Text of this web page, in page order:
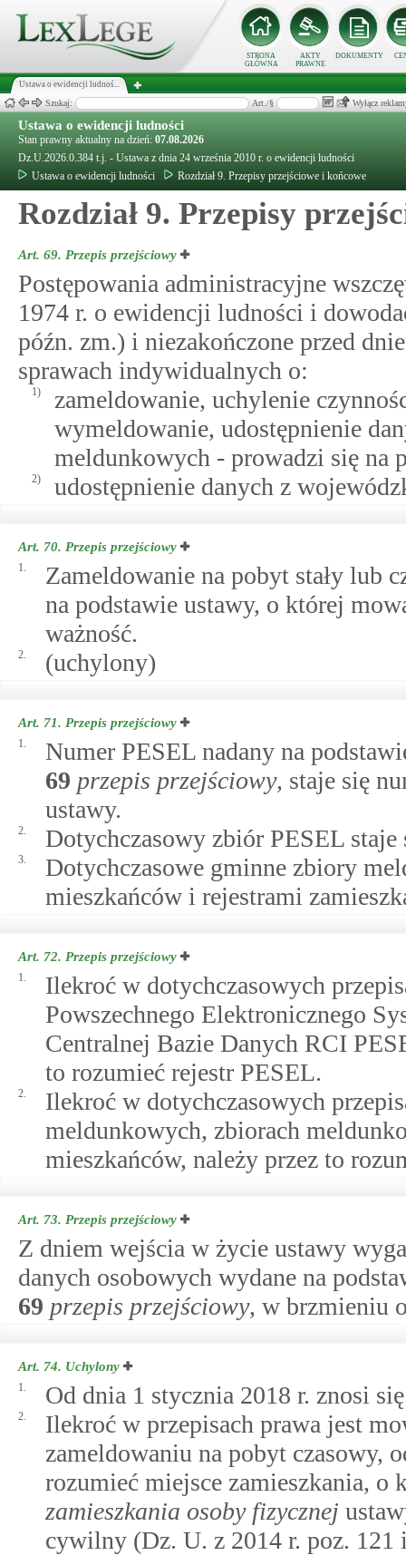
STRONA
GŁÓWNA
AKTY
PRAWNE
DOKUMENTY
Ustawa o ewidencji ludnoś...
Szukaj: Art./§ Wyłącz
Ustawa o ewidencji ludności
Stan prawny aktualny na dzień: 07.08.2026
Dz.U.2026.0.384 t.j. - Ustawa z dnia 24 września 2010 r. o ewidencji ludności
Ustawa o ewidencji ludności
Rozdział 9. Przepisy przejściowe i końcowe
Rozdział 9. Przepisy
Art. 69. Przepis przejściowy
Postępowania administracyjne
1974 r. o ewidencji ludności i
późn. zm.) i niezakończone przed
sprawach indywidualnych o:
1)
zameldowanie, uchylenie
wymeldowanie, udostępnienie
meldunkowych - prowadzi się na
2) udostępnienie danych z
Art. 70. Przepis przejściowy
1.
Zameldowanie na pobyt stały lub
na podstawie ustawy, o której
ważność.
2. (uchylony)
Art. 71. Przepis przejściowy
1.
Numer PESEL nadany na
69 przepis przejściowy, staje się
ustawy.
2. Dotychczasowy zbiór PESEL staje
3.
Dotychczasowe gminne zbiory
mieszkańców i rejestrami
Art. 72. Przepis przejściowy
1.
Ilekroć w dotychczasowych
Powszechnego Elektronicznego
Centralnej Bazie Danych RCI
to rozumieć rejestr PESEL.
2.
Ilekroć w dotychczasowych
meldunkowych, zbiorach
mieszkańców, należy przez to
Art. 73. Przepis przejściowy
Z dniem wejścia w życie ustawy
danych osobowych wydane na
69 przepis przejściowy, w brzmieniu
Art. 74. Uchylony
1. Od dnia 1 stycznia 2018 r. znosi
2.
Ilekroć w przepisach prawa jest
zameldowaniu na pobyt czasowy,
rozumieć miejsce zamieszkania,
zamieszkania osoby fizycznej
cywilny (Dz. U. z 2014 r. poz. 121